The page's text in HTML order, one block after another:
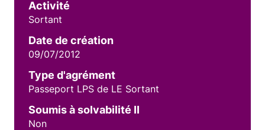
Activité
Sortant
Date de création
09/07/2012
Type d'agrément
Passeport LPS de LE Sortant
Soumis à solvabilité II
Non